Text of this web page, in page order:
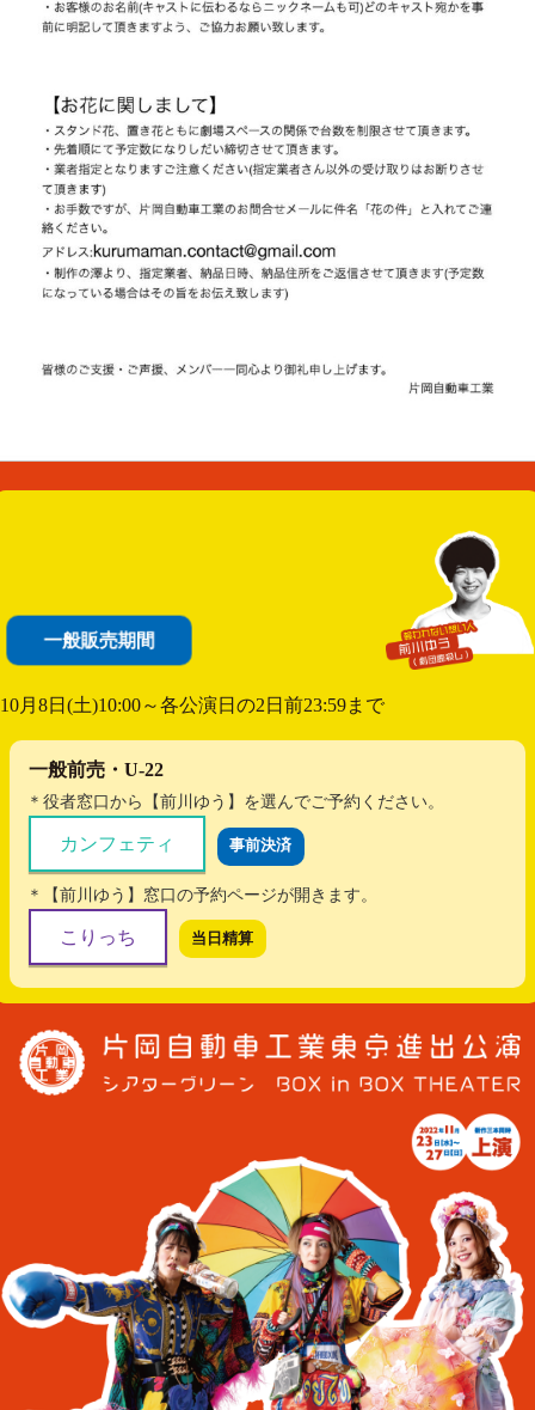
一般販売期間
10月8日(土)10:00～各公演日の2日前23:59まで
一般前売・U-22
＊役者窓口から【前川ゆう】を選んでご予約ください。
カンフェティ 事前決済
＊【前川ゆう】窓口の予約ページが開きます。
こりっち 当日精算